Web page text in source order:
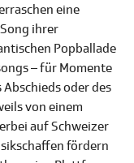
eine
ihrer
Popballade
– für Momente
oder des
von einem
auf Schweizer
fördern